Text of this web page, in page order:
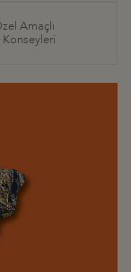
Amaçlı
Konseyleri